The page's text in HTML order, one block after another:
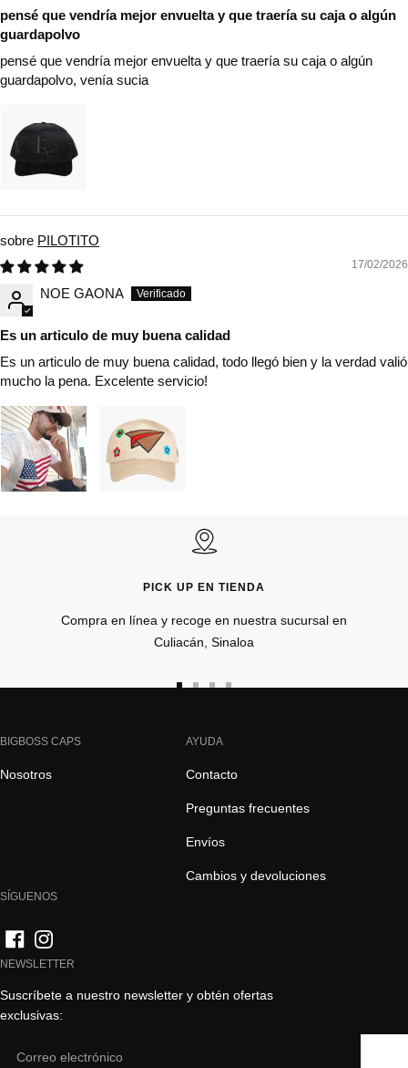
pensé que vendría mejor envuelta y que traería su caja o algún
guardapolvo
pensé que vendría mejor envuelta y que traería su caja o algún
guardapolvo, venía sucia
PILOTITO
17/02/2026
NOE GAONA
Es un articulo de muy buena calidad
Es un articulo de muy buena calidad, todo llegó bien y la verdad valió
mucho la pena. Excelente servicio!
PICK UP EN TIENDA
Compra en línea y recoge en nuestra sucursal en
Culiacán, Sinaloa
la la
BIGBOSS CAPS
Nosotros
AYUDA
Contacto
Preguntas frecuentes
Envíos
Cambios y devoluciones
SÍGUENOS
NEWSLETTER
Suscríbete a nuestro newsletter y obtén ofertas
exclusivas: